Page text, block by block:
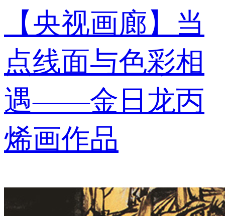
【央视画廊】当
点线面与色彩相
遇——金日龙丙
烯画作品